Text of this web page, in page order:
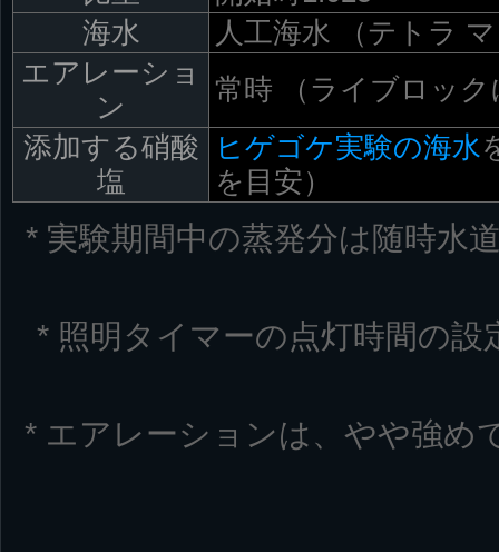
海水
人工海水 （テトラ
エアレーショ
ン
常時 （ライブロッ
添加する硝酸
塩
ヒゲゴケ実験の海水
を目安）
* 実験期間中の蒸発分は随時水
* 照明タイマーの点灯時間の設
* エアレーションは、やや強め